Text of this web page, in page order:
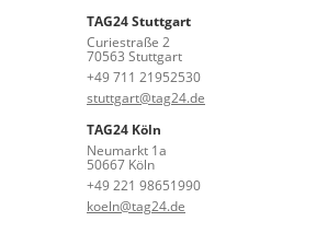
TAG24 Stuttgart
Curiestraße 2
70563 Stuttgart
+49 711 21952530
stuttgart@tag24.de
TAG24 Köln
Neumarkt 1a
50667 Köln
+49 221 98651990
koeln@tag24.de